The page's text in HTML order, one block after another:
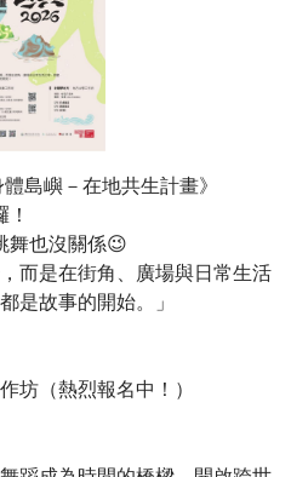
活動
願景
島嶼－在地共生計畫》
舞也沒關係😉
而是在街角、廣場與日常生活
是故事的開始。」
坊（熱烈報名中！）